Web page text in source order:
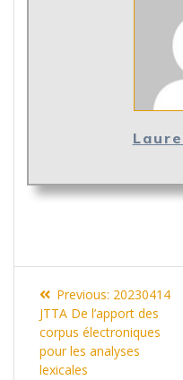
Navigation
de
l’article
Previous: Previous
post:
20230414
JTTA De l’apport des
corpus électroniques
pour les analyses
lexicales